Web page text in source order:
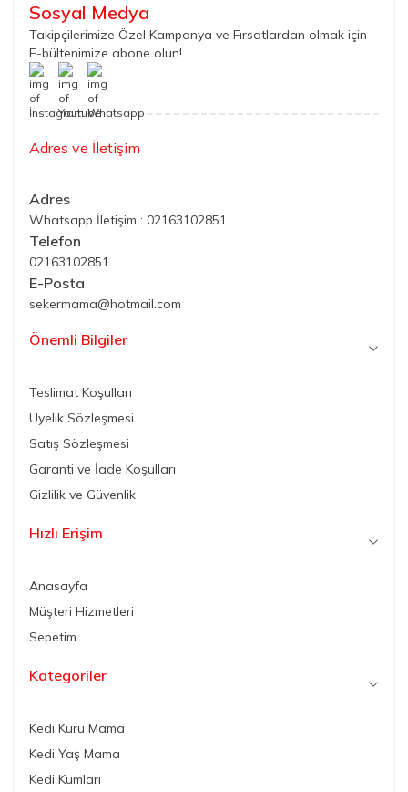
Sosyal Medya
Takipçilerimize Özel Kampanya ve Fırsatlardan olmak için
E-bültenimize abone olun!
Adres ve İletişim
Adres
Whatsapp İletişim : 02163102851
Telefon
02163102851
E-Posta
sekermama@hotmail.com
Önemli Bilgiler
Teslimat Koşulları
Üyelik Sözleşmesi
Satış Sözleşmesi
Garanti ve İade Koşulları
Gizlilik ve Güvenlik
Hızlı Erişim
Anasayfa
Müşteri Hizmetleri
Sepetim
Kategoriler
Kedi Kuru Mama
Kedi Yaş Mama
Kedi Kumları